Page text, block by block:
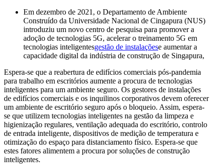
Em dezembro de 2021, o Departamento de Ambiente
Construído da Universidade Nacional de Cingapura (NUS)
introduziu um novo centro de pesquisa para promover a
adoção de tecnologias 5G, acelerar o treinamento 5G em
tecnologias inteligentesgestão de instalaçõese aumentar a
capacidade digital da indústria de construção de Singapura,
Espera-se que a reabertura de edifícios comerciais pós-pandemia
para trabalho em escritórios aumente a procura de tecnologias
inteligentes para um ambiente seguro. Os gestores de instalações
de edifícios comerciais e os inquilinos corporativos devem oferecer
um ambiente de escritório seguro após o bloqueio. Assim, espera-
se que utilizem tecnologias inteligentes na gestão da limpeza e
higienização regulares, ventilação adequada do escritório, controlo
de entrada inteligente, dispositivos de medição de temperatura e
otimização do espaço para distanciamento físico. Espera-se que
estes fatores alimentem a procura por soluções de construção
inteligentes.